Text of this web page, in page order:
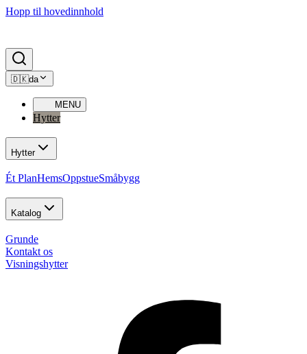
Hopp til hovedinnhold
🇩🇰da
MENU
Hytter
Hytter
Ét PlanHemsOppstueSmåbygg
Katalog
Grunde
Kontakt os
Visningshytter